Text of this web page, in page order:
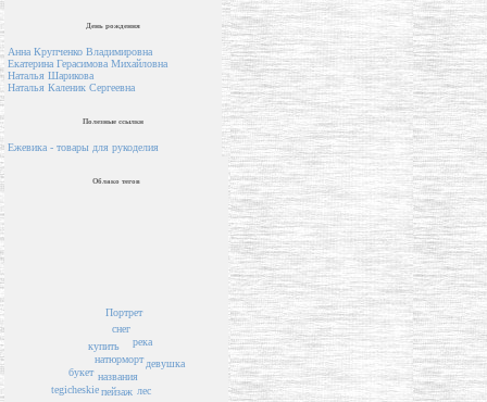
День рождения
Анна Крупченко Владимировна
Екатерина Герасимова Михайловна
Наталья Шарикова
Наталья Каленик Сергеевна
Полезные ссылки
Ежевика - товары для рукоделия
Облако тегов
пейзаж
названия
натюрморт
купить
лес
букет
река
снег
tegicheskie
Портрет
девушка